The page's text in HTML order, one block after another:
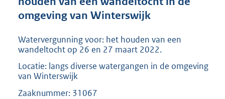
o
t
e
:
0
omgeving van Winterswijk
Watervergunning voor: het houden van een
wandeltocht op 26 en 27 maart 2022.
Locatie: langs diverse watergangen in de omgeving
van Winterswijk
Zaaknummer: 31067